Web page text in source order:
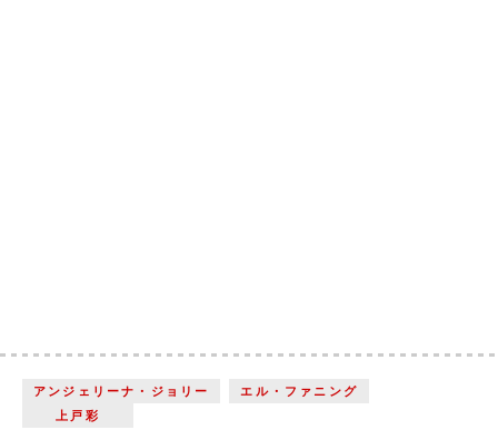
アンジェリーナ・ジョリー
エル・ファニング
上戸彩